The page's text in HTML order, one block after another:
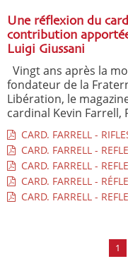
Une réflexion du
contribution
Luigi Giussani
Vingt ans après la
fondateur de la
Libération, le
cardinal Kevin Farrell,
CARD. FARRELL -
CARD. FARRELL -
CARD. FARRELL -
CARD. FARRELL -
CARD. FARRELL -
1